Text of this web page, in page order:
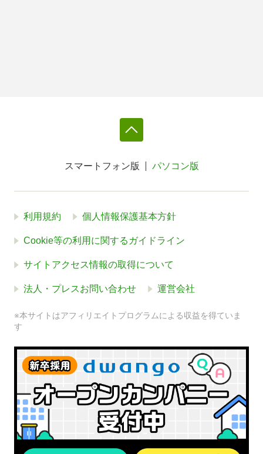
スマートフォン版 パソコン版
利用規約 個人情報保護基本方針
Cookie等の利用に関するガイドライン
サイトアクセス情報の取得について
法人・プレスお問い合わせ 運営会社
※本サイトはアフィリエイトプログラムによる収益を得ていま
す